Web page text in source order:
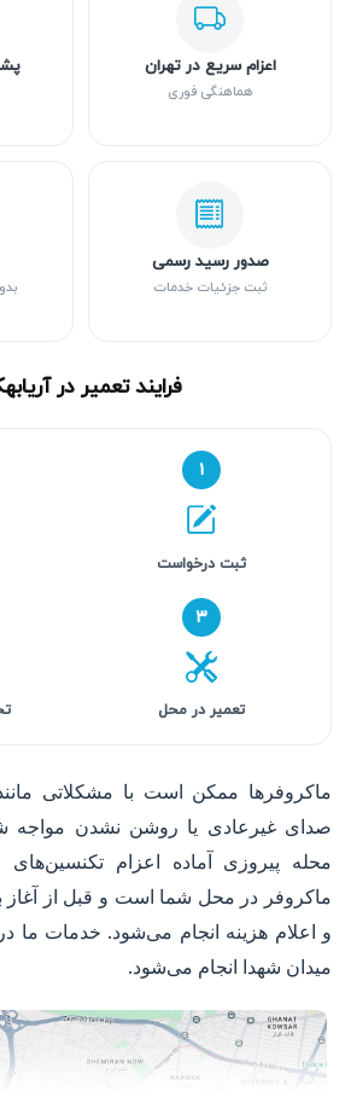
اعزام سریع در تهران
هماهنگی فوری
صدور رسید رسمی
ثبت جزئیات خدمات
فرایند تعمیر در
۱
ثبت درخواست
۳
تعمیر در محل
ماکروفرها ممکن است با مشکلاتی
صدای غیرعادی یا روشن نشدن مواجه
محله پیروزی آماده اعزام
ماکروفر در محل شما است و قبل از آغاز
و اعلام هزینه انجام می‌شود. خدمات ما
میدان شهدا انجام می‌شود.